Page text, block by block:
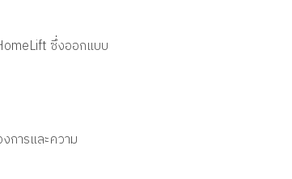
ซึ่งออกแบบ
การและความ